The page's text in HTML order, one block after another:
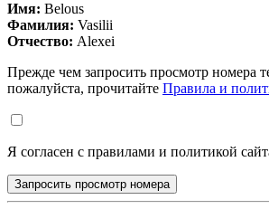
Имя: Belous
Фамилия: Vasilii
Отчество: Alexei
Прежде чем запросить просмотр номера
пожалуйста, прочитайте Правила и
Я согласен с правилами и политикой
Запросить просмотр номера